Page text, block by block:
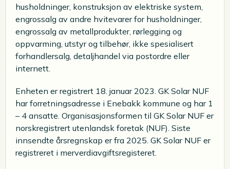
husholdninger, konstruksjon av elektriske system,
engrossalg av andre hvitevarer for husholdninger,
engrossalg av metallprodukter, rørlegging og
oppvarming, utstyr og tilbehør, ikke spesialisert
forhandlersalg, detaljhandel via postordre eller
internett.
Enheten er registrert 18. januar 2023. GK Solar NUF
har forretningsadresse i Enebakk kommune og har 1
– 4 ansatte. Organisasjonsformen til GK Solar NUF er
norskregistrert utenlandsk foretak (NUF). Siste
innsendte årsregnskap er fra 2025. GK Solar NUF er
registreret i merverdiavgiftsregisteret.